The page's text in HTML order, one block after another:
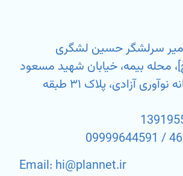
امیر سرلشگر حسین لشگری
بیمه، خیابان شهید مسعود
آزمون نیا، کارخانه نوآوری آزادی، پلاک ۳۱ طبقه
Email: hi@plannet.ir